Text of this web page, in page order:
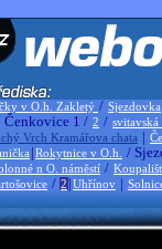
v O.h. Zakletý / Sjezdovka
Čenkovice 1 / 2 / svitavská
Vrch Kramářova chata |
|Rokytnice v O.h. /
n O. náměstí /
/ 2 |Uhřínov |